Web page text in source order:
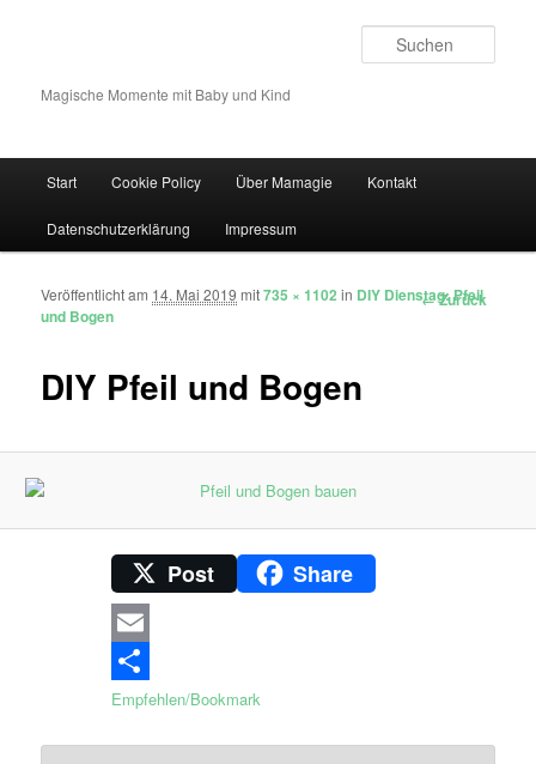
Magische Momente mit Baby und Kind
Zum Inhalt wechseln
Zum sekundären Inhalt wechseln
Start Cookie Policy Über Mamagie Kontakt
Datenschutzerklärung Impressum
Bilder-Navigation ← Zurück
DIY Pfeil und Bogen
Veröffentlicht am 14. Mai 2019 mit735 × 1102 in DIY Dienstag: Pfeil
und Bogen
Post Share
Email
Empfehlen/Bookmark